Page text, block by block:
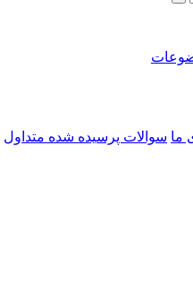
ما سوالات پرسیده شده متداول